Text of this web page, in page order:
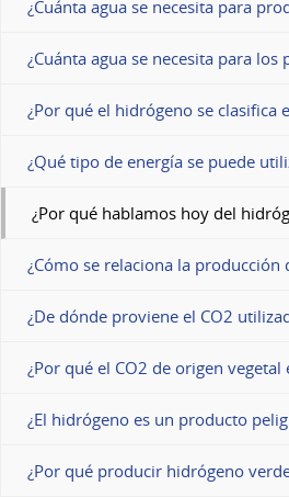
¿Cuánta agua se necesita para
¿Cuánta agua se necesita para
¿Por qué el hidrógeno se clasifica
¿Qué tipo de energía se puede
¿Por qué hablamos hoy del
¿Cómo se relaciona la
¿De dónde proviene el CO2
¿Por qué el CO2 de origen
¿El hidrógeno es un producto
¿Por qué producir hidrógeno